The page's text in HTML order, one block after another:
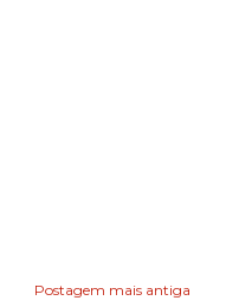
Postagem mais antiga